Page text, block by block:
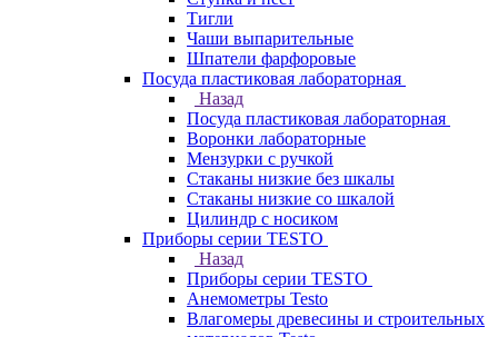
Тигли
Чаши выпарительные
Шпатели фарфоровые
Посуда пластиковая лабораторная
Назад
Посуда пластиковая лабораторная
Воронки лабораторные
Мензурки с ручкой
Стаканы низкие без шкалы
Стаканы низкие со шкалой
Цилиндр с носиком
Приборы серии TESTO
Назад
Приборы серии TESTO
Анемометры Testo
Влагомеры древесины и строительных